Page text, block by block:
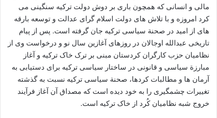
مالی و انسانی که همچون باری بر دوش دولت ترکیه سنگینی می
کرد امروزه و با تلاش های دولت اسلام گرای عدالت و توسعه بارقه
های از امید در صحنة سیاسی ترکیه جان گرفته است. پس از پیام
تاریخی عبدالله اوجالان در روزهای آغازین سال نو و درخواست وی از
نظامیان حزب کارگران کردستان مبنی بر ترک خاک ترکیه و آغاز
مبارزة سیاسی و قانونی در ساختار سیاسی ترکیه برای دستیابی به
آرمان ها و مطالبات کردها، صحنة سیاسی ترکیه نسبت به گذشته
تغییرات چشمگیری را به خود دیده است که مصداق آن آغاز فرآیند
خروج شبه نظامیان کُرد از خاک ترکیه است.